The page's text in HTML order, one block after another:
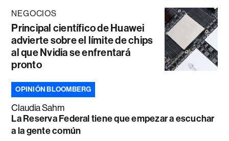
NEGOCIOS
Principal científico de Huawei
advierte sobre el límite de chips
al que Nvidia se enfrentará
pronto
OPINIÓN BLOOMBERG
Claudia Sahm
La Reserva Federal tiene que empezar a escuchar
a la gente común